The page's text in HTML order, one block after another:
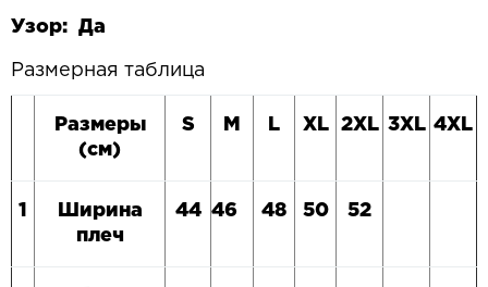
Узор: Да
Размерная таблица
Размеры
(см)
S M L XL 2XL 3XL 4XL
1
Ширина
плеч
44 46 48 50 52